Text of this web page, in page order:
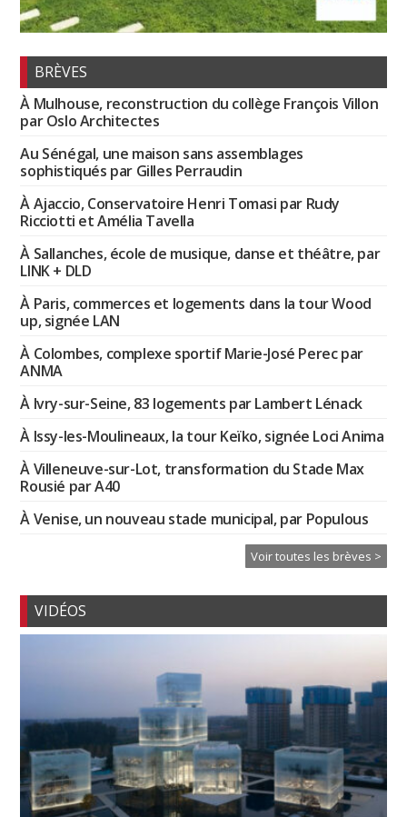
BRÈVES
À Mulhouse, reconstruction du collège François Villon
par Oslo Architectes
Au Sénégal, une maison sans assemblages
sophistiqués par Gilles Perraudin
À Ajaccio, Conservatoire Henri Tomasi par Rudy
Ricciotti et Amélia Tavella
À Sallanches, école de musique, danse et théâtre, par
LINK + DLD
À Paris, commerces et logements dans la tour Wood
up, signée LAN
À Colombes, complexe sportif Marie-José Perec par
ANMA
À Ivry-sur-Seine, 83 logements par Lambert Lénack
À Issy-les-Moulineaux, la tour Keïko, signée Loci Anima
À Villeneuve-sur-Lot, transformation du Stade Max
Rousié par A40
À Venise, un nouveau stade municipal, par Populous
Voir toutes les brèves >
VIDÉOS